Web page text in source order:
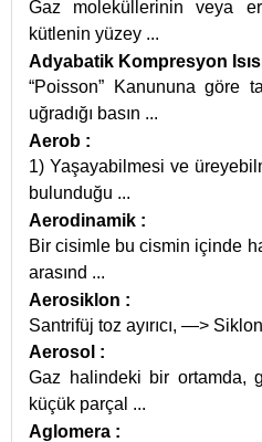
Gaz moleküllerinin veya
kütlenin yüzey ...
Adyabatik Kompresyon
“Poisson” Kanununa göre
uğradığı basın ...
Aerob :
1) Yaşayabilmesi ve
bulunduğu ...
Aerodinamik :
Bir cisimle bu cismin içinde
arasınd ...
Aerosiklon :
Santrifüj toz ayırıcı, —>
Aerosol :
Gaz halindeki bir ortamda,
küçük parçal ...
Aglomera :